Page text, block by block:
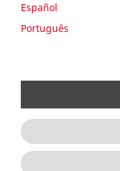
Español
Português